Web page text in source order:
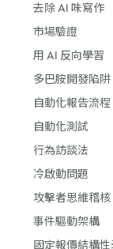
去除 AI 味寫作
市場驗證
用 AI 反向學習
多巴胺開發陷阱
自動化報告流程
自動化測試
行為訪談法
冷啟動問題
攻擊者思維稽核
事件驅動架構
固定報價結構性